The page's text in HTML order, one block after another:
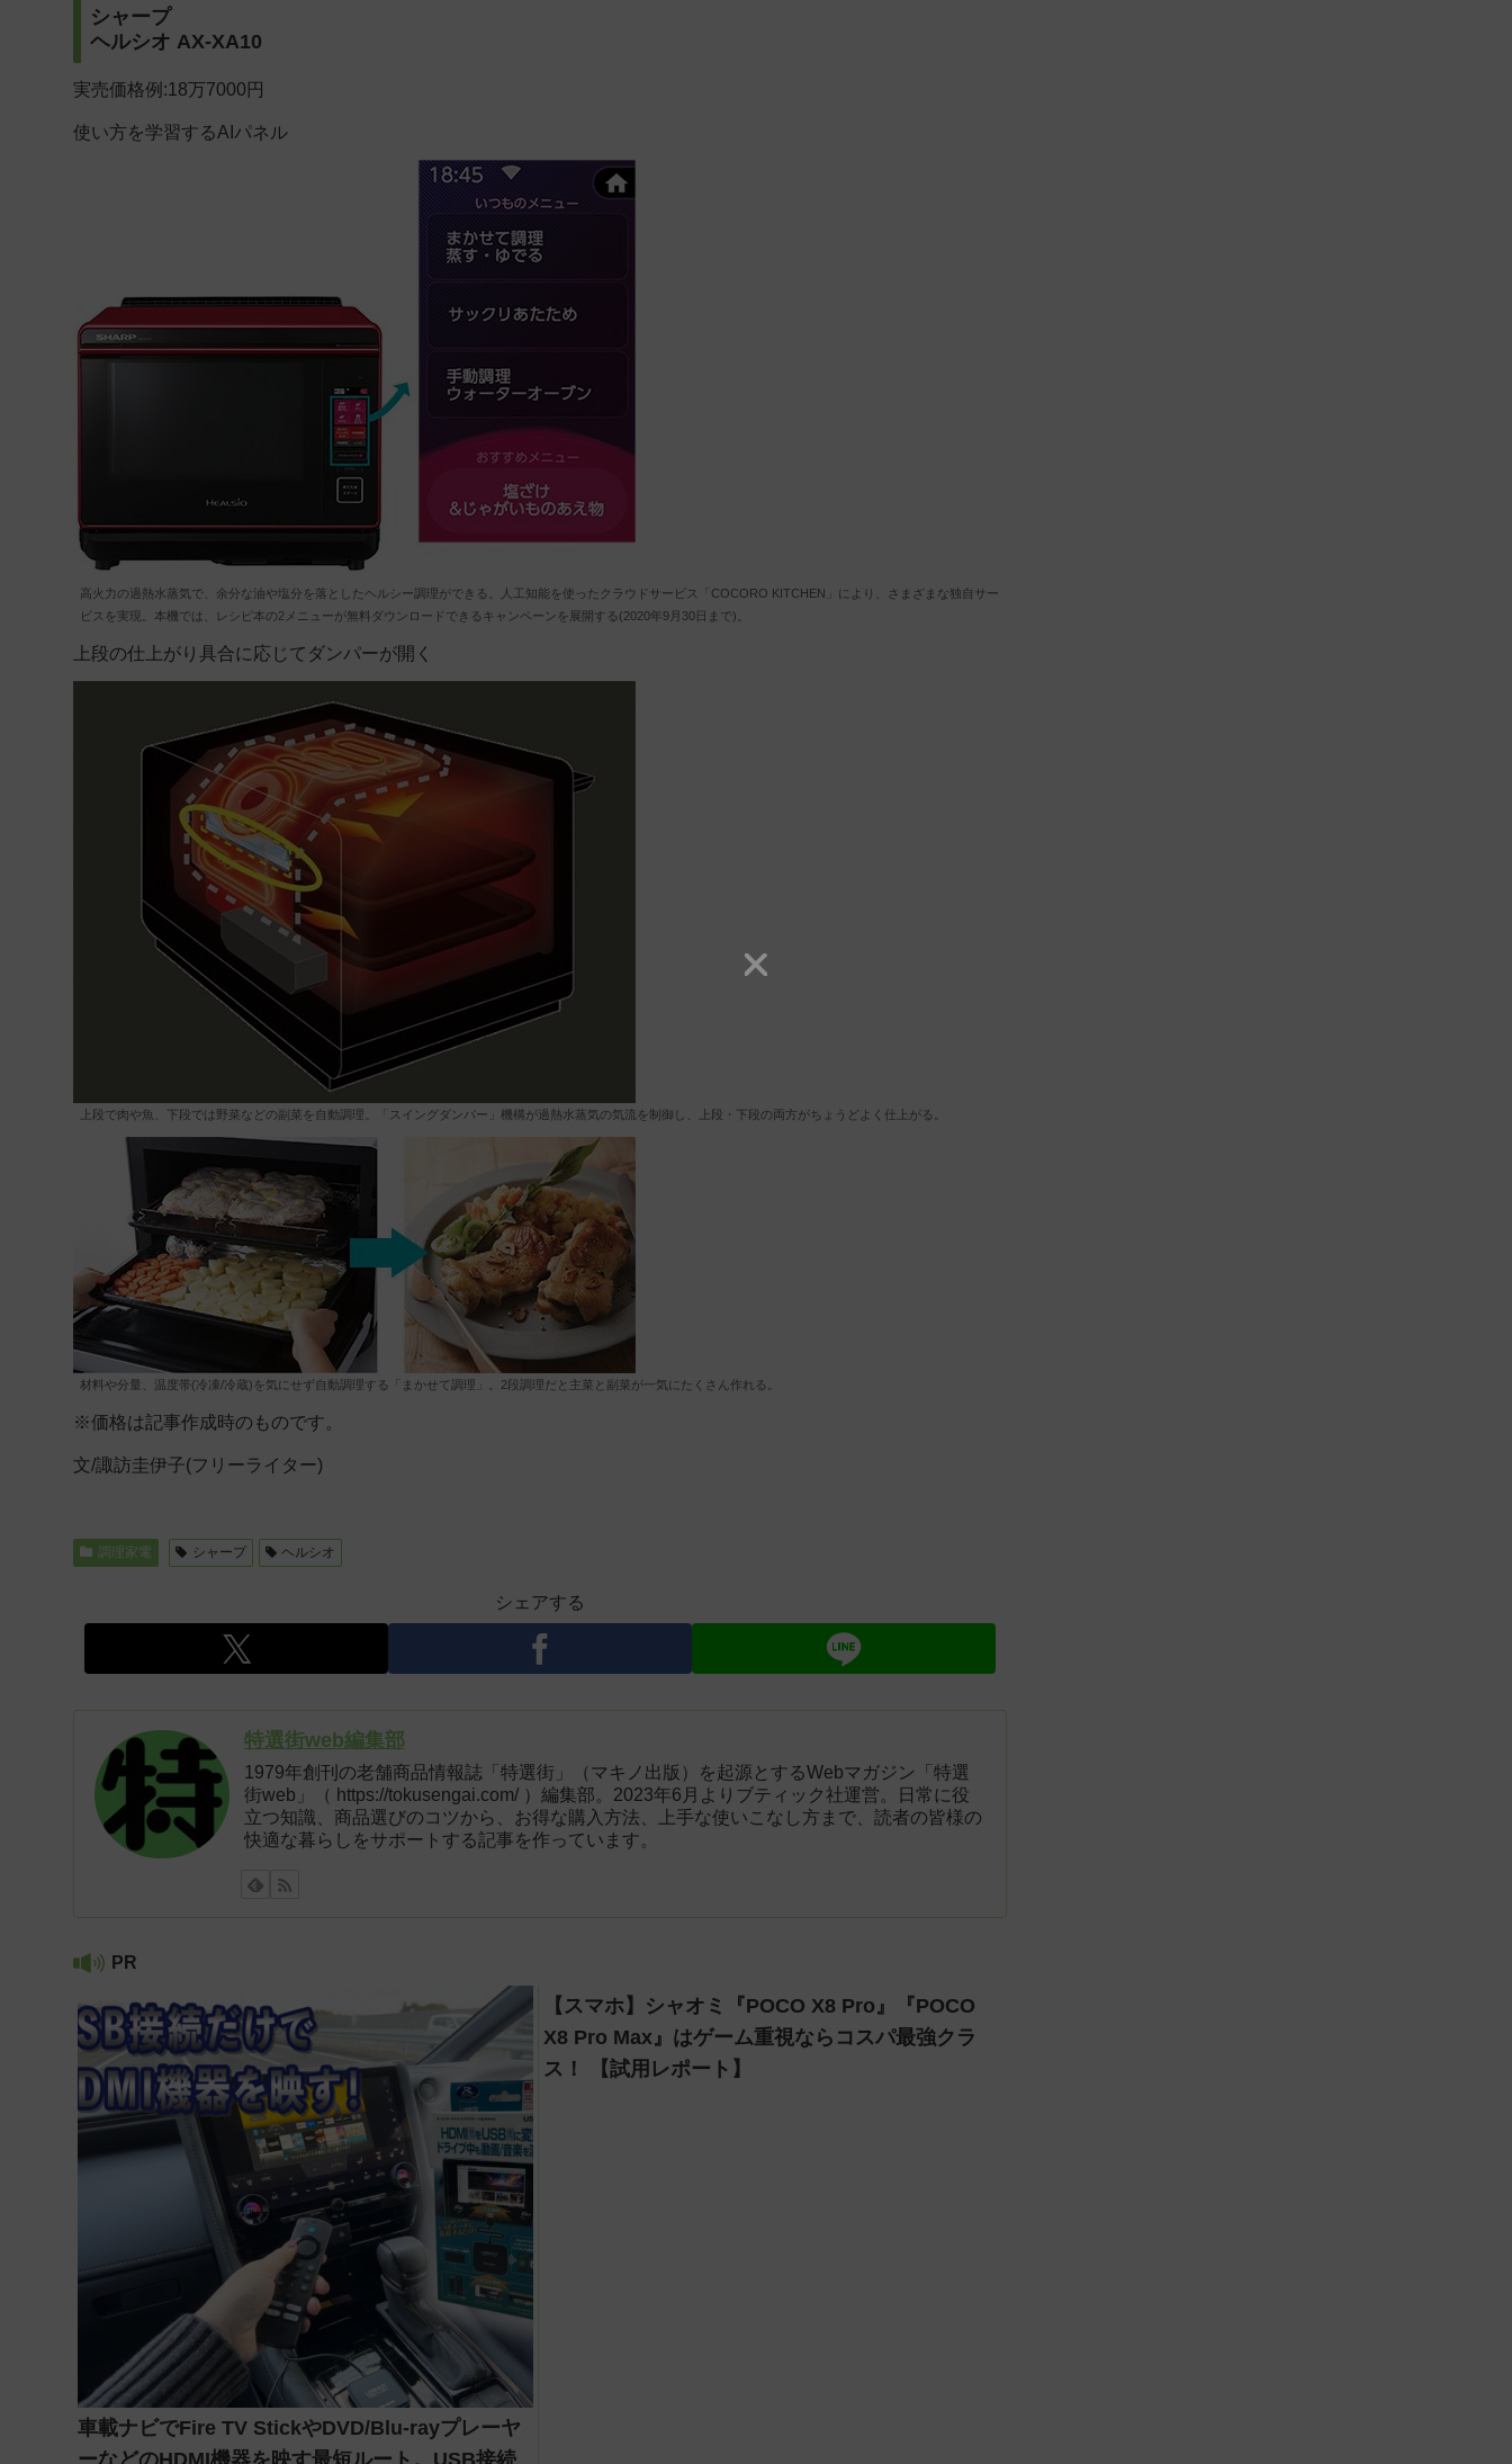
シャープ
ヘルシオ AX-XA10
実売価格例:18万7000円
使い方を学習するAIパネル
高火力の過熱水蒸気で、余分な油や塩分を落としたヘルシー調理ができる。人工知能を使ったクラウドサービス「COCORO KITCHEN」により、さまざまな独自サー
ビスを実現。本機では、レシピ本の2メニューが無料ダウンロードできるキャンペーンを展開する(2020年9月30日まで)。
上段の仕上がり具合に応じてダンパーが開く
上段で肉や魚、下段では野菜などの副菜を自動調理。「スイングダンパー」機構が過熱水蒸気の気流を制御し、上段・下段の両方がちょうどよく仕上がる。
材料や分量、温度帯(冷凍/冷蔵)を気にせず自動調理する「まかせて調理」。2段調理だと主菜と副菜が一気にたくさん作れる。
※価格は記事作成時のものです。
文/諏訪圭伊子(フリーライター)
調理家電 シャープ ヘルシオ
シェアする
特選街web編集部
1979年創刊の老舗商品情報誌「特選街」（マキノ出版）を起源とするWebマガジン「特選
街web」（ https://tokusengai.com/ ）編集部。2023年6月よりブティック社運営。日常に役
立つ知識、商品選びのコツから、お得な購入方法、上手な使いこなし方まで、読者の皆様の
快適な暮らしをサポートする記事を作っています。
PR
車載ナビでFire TV StickやDVD/Blu-rayプレーヤ
【スマホ】シャオミ『POCO X8 Pro』『POCO
X8 Pro Max』はゲーム重視ならコスパ最強クラ
ス！ 【試用レポート】